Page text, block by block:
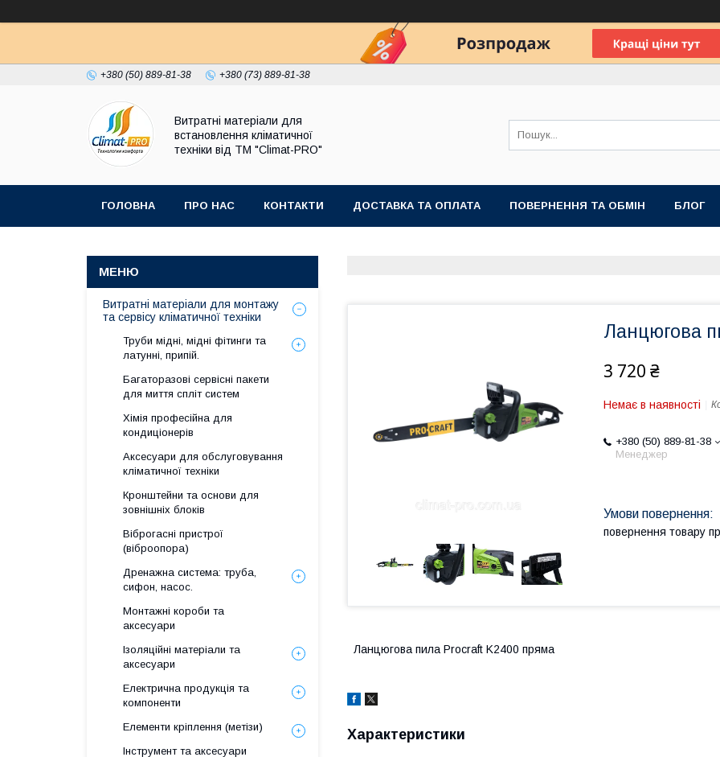
+380 (50) 889-81-38 +380 (73) 889-81-38
Витратні матеріали для
встановлення кліматичної
техніки від ТМ "Climat-PRO"
ГОЛОВНА ПРО НАС КОНТАКТИ ДОСТАВКА ТА ОПЛАТА ПОВЕРНЕННЯ ТА ОБМІН БЛОГ
Ланцюгова
3 720 ₴
Немає в наявності
+380 (50) 889-81-38
Менеджер
повернення товару
Ланцюгова пила Procraft K2400 пряма
Характеристики
Витратні матеріали для монтажу
та сервісу кліматичної техніки
Труби мідні, мідні фітинги та
латунні, припій.
Багаторазові сервісні пакети
для миття спліт систем
Хімія професійна для
кондиціонерів
Аксесуари для обслуговування
кліматичної техніки
Кронштейни та основи для
зовнішніх блоків
Віброгасні пристрої
(віброопора)
Дренажна система: труба,
сифон, насос.
Монтажні короби та
аксесуари
Ізоляційні матеріали та
аксесуари
Електрична продукція та
компоненти
Елементи кріплення (метізи)
Інструмент та аксесуари